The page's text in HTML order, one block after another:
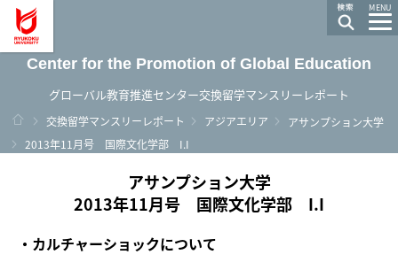
MENU
Center for the Promotion of Global Education
グローバル教育推進センター交換留学マンスリーレポート
ホーム
交換留学マンスリーレポート アジアエリア
アサンプション大学
2013年11月号 国際文化学部 I.I
アサンプション大学
2013年11月号 国際文化学部 I.I
・カルチャーショックについて